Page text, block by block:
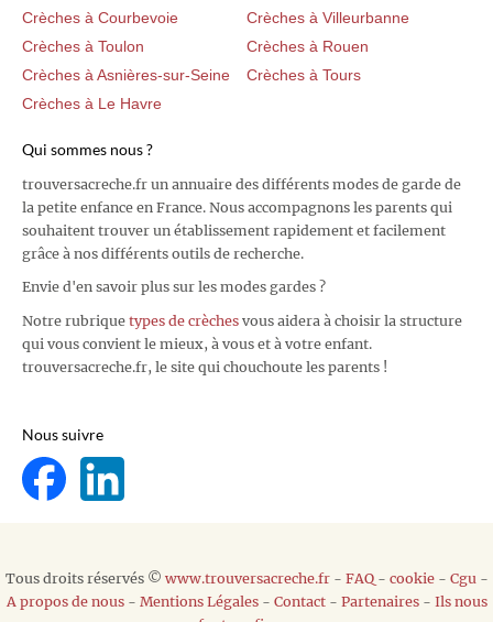
Crèches à Courbevoie
Crèches à Villeurbanne
Crèches à Toulon
Crèches à Rouen
Crèches à Asnières-sur-Seine
Crèches à Tours
Crèches à Le Havre
Qui sommes nous ?
trouversacreche.fr un annuaire des différents modes de garde de
la petite enfance en France. Nous accompagnons les parents qui
souhaitent trouver un établissement rapidement et facilement
grâce à nos différents outils de recherche.
Envie d'en savoir plus sur les modes gardes ?
Notre rubrique types de crèches vous aidera à choisir la structure
qui vous convient le mieux, à vous et à votre enfant.
trouversacreche.fr, le site qui chouchoute les parents !
Nous suivre
Tous droits réservés © www.trouversacreche.fr- FAQ- cookie- Cgu-
A propos de nous- Mentions Légales- Contact- Partenaires- Ils nous